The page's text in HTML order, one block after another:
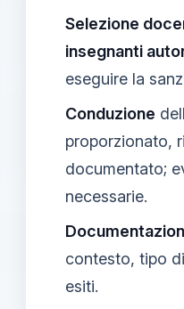
Selezione
insegnanti
eseguire la
Conduzione
proporzionato,
documentato;
necessarie.
contesto, tipo
esiti.